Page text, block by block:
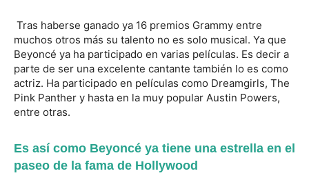
Tras haberse ganado ya 16 premios Grammy entre
muchos otros más su talento no es solo musical. Ya que
Beyoncé ya ha participado en varias películas. Es decir a
parte de ser una excelente cantante también lo es como
actriz. Ha participado en películas como Dreamgirls, The
Pink Panther y hasta en la muy popular Austin Powers,
entre otras.
Es así como Beyoncé ya tiene una estrella en el
paseo de la fama de Hollywood